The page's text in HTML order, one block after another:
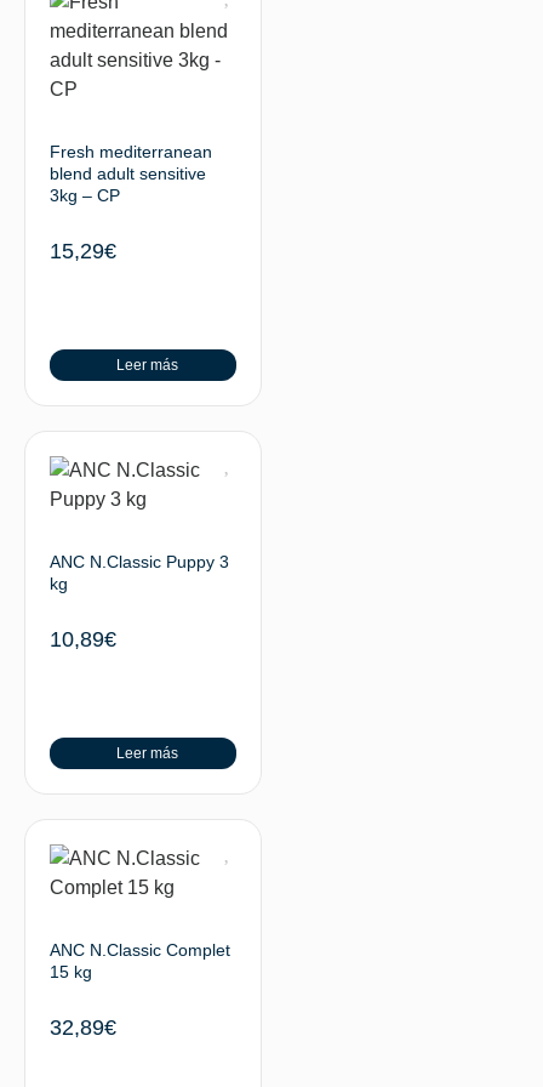
Fresh mediterranean
blend adult sensitive
3kg – CP
15,29€
Leer más
ANC N.Classic Puppy 3
kg
10,89€
Leer más
ANC N.Classic Complet
15 kg
32,89€